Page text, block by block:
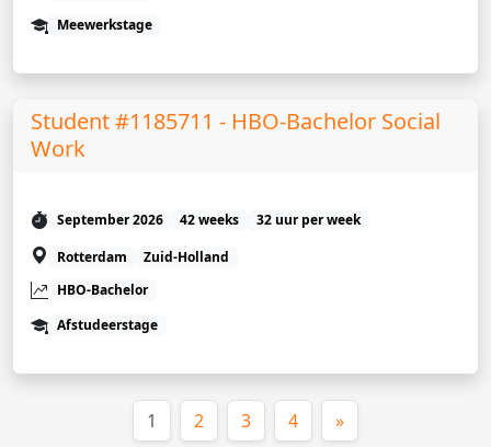
Meewerkstage
Student #1185711 - HBO-Bachelor Social
Work
September 2026 42 weeks
32 uur per week
Rotterdam
Zuid-Holland
HBO-Bachelor
Afstudeerstage
1 (huidige)
2 3 4 »